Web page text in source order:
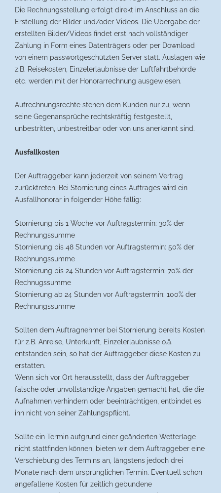
Die Rechnungsstellung erfolgt direkt im Anschluss an die
Erstellung der Bilder und/oder Videos. Die Übergabe der
erstellten Bilder/Videos findet erst nach vollständiger
Zahlung in Form eines Datenträgers oder per Download
von einem passwortgeschützten Server statt. Auslagen wie
z.B. Reisekosten, Einzelerlaubnisse der Luftfahrtbehörde
etc. werden mit der Honorarrechnung ausgewiesen.
Aufrechnungsrechte stehen dem Kunden nur zu, wenn
seine Gegenansprüche rechtskräftig festgestellt,
unbestritten, unbestreitbar oder von uns anerkannt sind.
Ausfallkosten
Der Auftraggeber kann jederzeit von seinem Vertrag
zurücktreten. Bei Stornierung eines Auftrages wird ein
Ausfallhonorar in folgender Höhe fällig:
Stornierung bis 1 Woche vor Auftragstermin: 30% der
Rechnungssumme
Stornierung bis 48 Stunden vor Auftragstermin: 50% der
Rechnungssumme
Stornierung bis 24 Stunden vor Auftragstermin: 70% der
Rechnugssumme
Stornierung ab 24 Stunden vor Auftragstermin: 100% der
Rechnungssumme
Sollten dem Auftragnehmer bei Stornierung bereits Kosten
für z.B. Anreise, Unterkunft, Einzelerlaubnisse o.ä.
entstanden sein, so hat der Auftraggeber diese Kosten zu
erstatten.
Wenn sich vor Ort herausstellt, dass der Auftraggeber
falsche oder unvollständige Angaben gemacht hat, die die
Aufnahmen verhindern oder beeinträchtigen, entbindet es
ihn nicht von seiner Zahlungspflicht.
Sollte ein Termin aufgrund einer geänderten Wetterlage
nicht stattfinden können, bieten wir dem Auftraggeber eine
Verschiebung des Termins an, längstens jedoch drei
Monate nach dem ursprünglichen Termin. Eventuell schon
angefallene Kosten für zeitlich gebundene